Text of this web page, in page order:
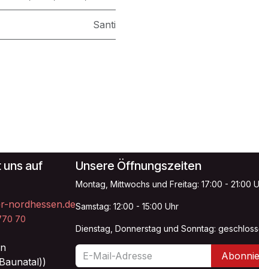
Santi
uns auf
nordhessen.de
70
Unsere Öffnungszeiten
Montag, Mittwochs und Freitag: 17:00 - 21:00
Samstag: 12:00 - 15:00 Uhr
Dienstag, Donnerstag und Sonntag: